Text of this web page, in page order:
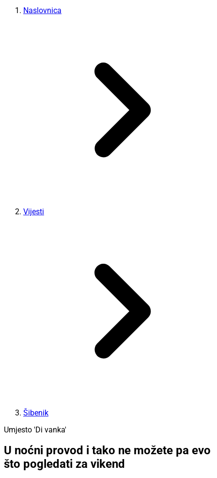
Naslovnica
Vijesti
Šibenik
Umjesto 'Di vanka'
U noćni provod i tako ne možete pa evo
što pogledati za vikend